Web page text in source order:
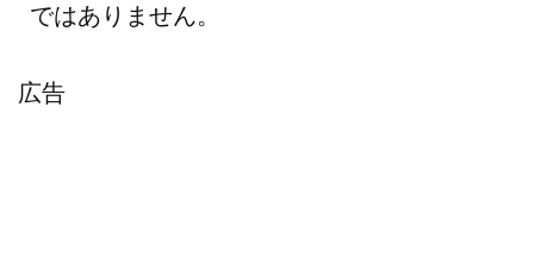
ではありません。
広告